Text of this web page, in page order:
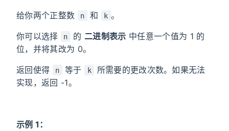
给你两个正整数 n 和 k 。
你可以选择 n 的 二进制表示 中任意一个值为 1 的
位，并将其改为 0。
返回使得 n 等于 k
所需要的更改次数。如果无法
实现，返回 -1。
示例 1：